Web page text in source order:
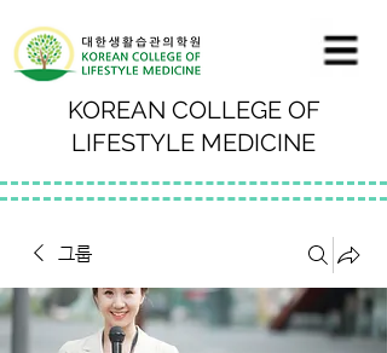
KOREAN COLLEGE OF
LIFESTYLE MEDICINE
그룹